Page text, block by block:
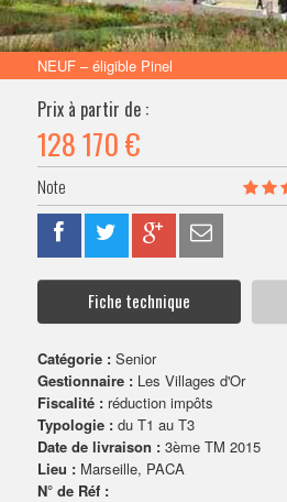
VENDRE SON BIEN
NEUF – éligible Pinel
Prix à partir de :
128 170 €
Fiche technique
Catégorie :Senior
Gestionnaire :Les Villages d'Or
Fiscalité :réduction impôts
Typologie :du T1 au T3
Date de livraison :3ème TM 2015
Lieu :Marseille, PACA
N° de Réf :